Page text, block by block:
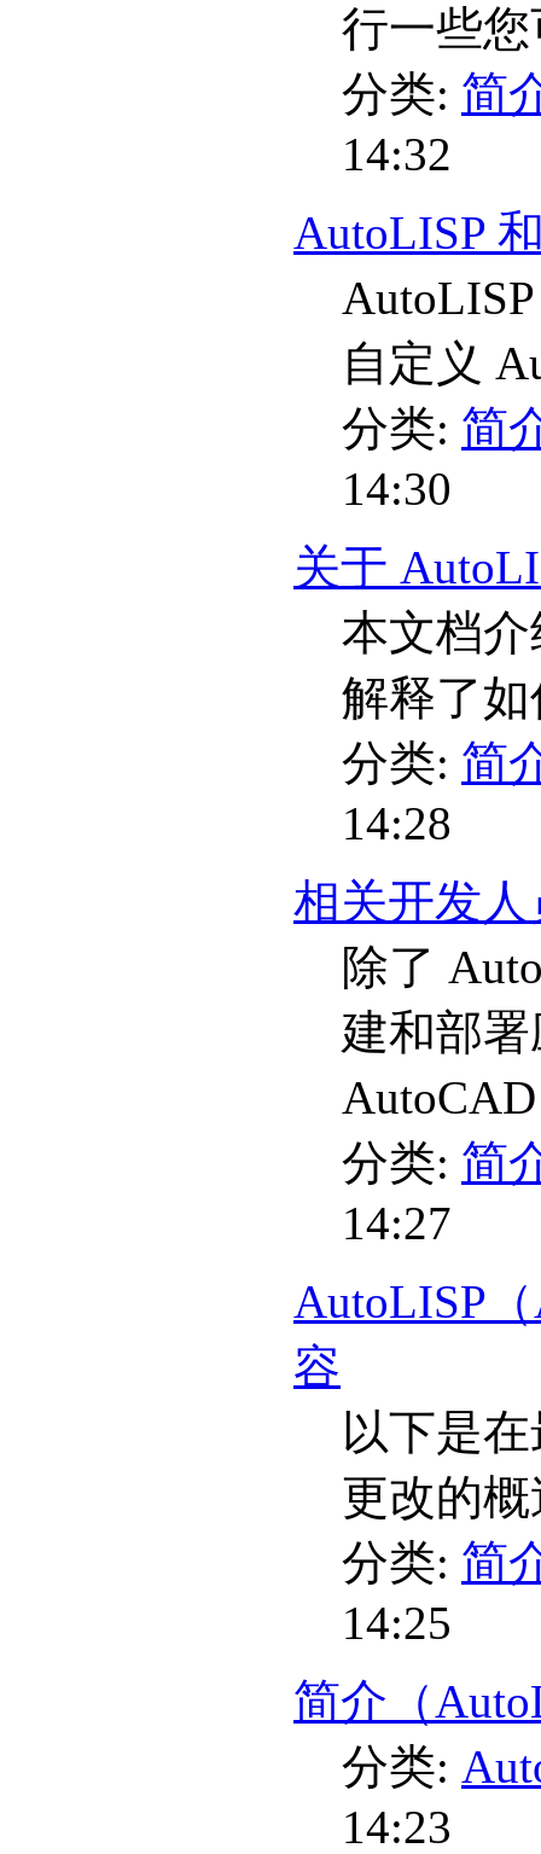
行一些
分类: 简
14:32
AutoLISP
自定义
分类: 简
14:30
关于
本文档
解释了
分类: 简
14:28
相关开发
除了
建和部
分类: 简
14:27
AutoLISP
容
以下是
更改的
分类: 简
14:25
简介（
分类:
14:23